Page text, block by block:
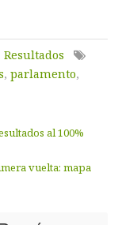
Resultados
, parlamento,
al 100%
vuelta: mapa